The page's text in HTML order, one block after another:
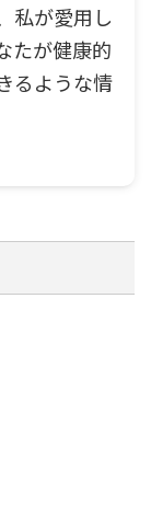
私が愛用し
たが健康的
るような情